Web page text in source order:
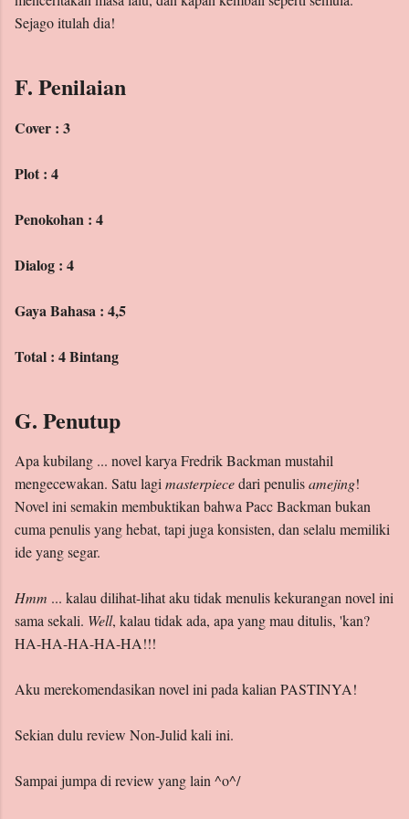
Sejago itulah dia!
F. Penilaian
Cover : 3
Plot : 4
Penokohan : 4
Dialog : 4
Gaya Bahasa : 4,5
Total : 4 Bintang
G. Penutup
Apa kubilang ... novel karya Fredrik Backman mustahil
mengecewakan. Satu lagimasterpiecedari penulisamejing!
Novel ini semakin membuktikan bahwa Pacc Backman bukan
cuma penulis yang hebat, tapi juga konsisten, dan selalu memiliki
ide yang segar.
Hmm ... kalau dilihat-lihat aku tidak menulis kekurangan novel ini
sama sekali. Well, kalau tidak ada, apa yang mau ditulis, 'kan?
HA-HA-HA-HA-HA!!!
Aku merekomendasikan novel ini pada kalian PASTINYA!
Sekian dulu review Non-Julid kali ini.
Sampai jumpa di review yang lain ^o^/